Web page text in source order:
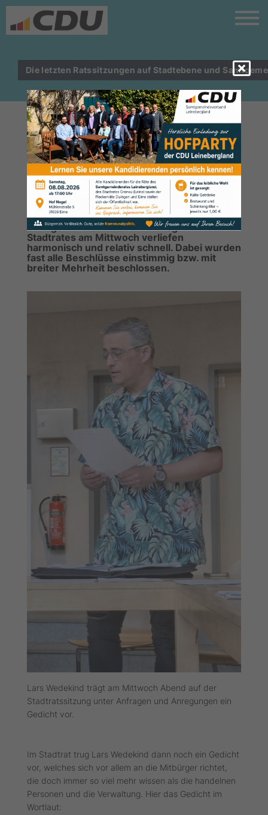
Die letzten Ratssitzungen auf Stadtebene und
JETZT STEHT DIE
KOMMUNALPOLITISCHE
SOMMERPAUSE AN
Die beiden letzten Ratssitzungen des
Samtgemeinderates am Montag und des
Stadtrates am Mittwoch verliefen
harmonisch und relativ schnell. Dabei wurden
fast alle Beschlüsse einstimmig bzw. mit
breiter Mehrheit beschlossen.
Lars Wedekind trägt am Mittwoch Abend auf der
Stadtratssitzung unter Anfragen und Anregungen ein
Gedicht vor.
Im Stadtrat trug Lars Wedekind dann noch ein Gedicht
vor, welches sich vor allem an die Mitbürger richtet,
die doch immer so viel mehr wissen als die handelnen
Personen und die Verwaltung. Hier das Gedicht im
Wortlaut: